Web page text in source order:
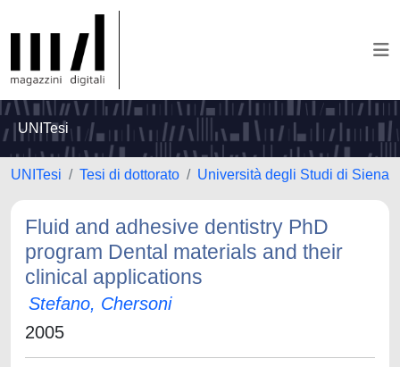
UNITesi
UNITesi Tesi di dottorato Università degli Studi di Siena
Fluid and adhesive dentistry PhD
program Dental materials and their
clinical applications
Stefano, Chersoni
2005